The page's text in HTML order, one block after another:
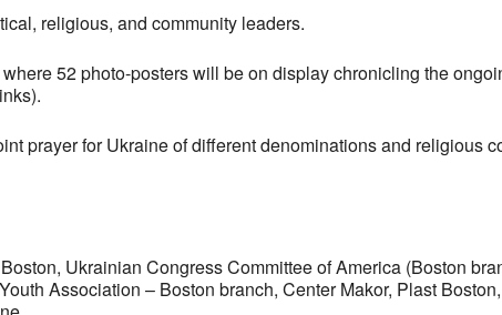
religious, and community leaders.
52 photo-posters will be on display chronicling the
prayer for Ukraine of different denominations and religious
Ukrainian Congress Committee of America (Boston
Association – Boston branch, Center Makor, Plast